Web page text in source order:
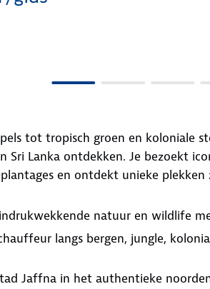
tot tropisch groen en koloniale
Sri Lanka ontdekken. Je bezoekt
en ontdekt unieke plekken
natuur en wildlife
langs bergen, jungle,
Jaffna in het authentieke